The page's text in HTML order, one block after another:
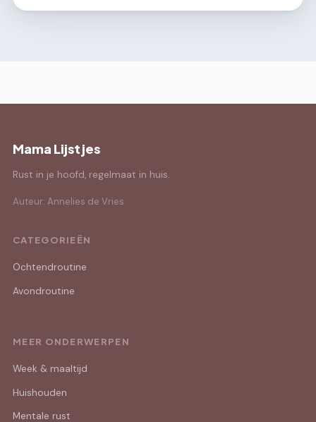
Mama Lijstjes
Rust in je hoofd, regelmaat in huis.
Auteur: Annelies de Vries
CATEGORIEËN
Ochtendroutine
Avondroutine
MEER ONDERWERPEN
Week & maaltijd
Huishouden
Mentale rust